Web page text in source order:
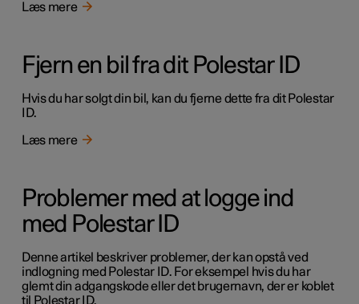
Læs mere
Fjern en bil fra dit Polestar ID
Hvis du har solgt din bil, kan du fjerne dette fra dit Polestar
ID.
Læs mere
Problemer med at logge ind
med Polestar ID
Denne artikel beskriver problemer, der kan opstå ved
indlogning med Polestar ID. For eksempel hvis du har
glemt din adgangskode eller det brugernavn, der er koblet
til Polestar ID.